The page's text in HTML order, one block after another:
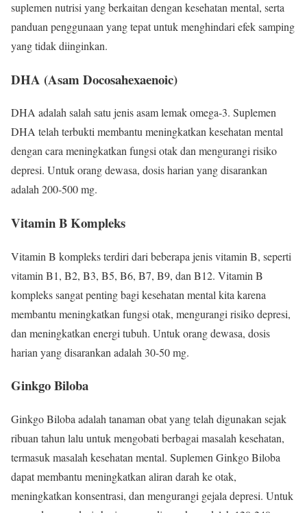
suplemen nutrisi yang berkaitan dengan kesehatan mental, serta
panduan penggunaan yang tepat untuk menghindari efek samping
yang tidak diinginkan.
DHA (Asam Docosahexaenoic)
DHA adalah salah satu jenis asam lemak omega-3. Suplemen
DHA telah terbukti membantu meningkatkan kesehatan mental
dengan cara meningkatkan fungsi otak dan mengurangi risiko
depresi. Untuk orang dewasa, dosis harian yang disarankan
adalah 200-500 mg.
Vitamin B Kompleks
Vitamin B kompleks terdiri dari beberapa jenis vitamin B, seperti
vitamin B1, B2, B3, B5, B6, B7, B9, dan B12. Vitamin B
kompleks sangat penting bagi kesehatan mental kita karena
membantu meningkatkan fungsi otak, mengurangi risiko depresi,
dan meningkatkan energi tubuh. Untuk orang dewasa, dosis
harian yang disarankan adalah 30-50 mg.
Ginkgo Biloba
Ginkgo Biloba adalah tanaman obat yang telah digunakan sejak
ribuan tahun lalu untuk mengobati berbagai masalah kesehatan,
termasuk masalah kesehatan mental. Suplemen Ginkgo Biloba
dapat membantu meningkatkan aliran darah ke otak,
meningkatkan konsentrasi, dan mengurangi gejala depresi. Untuk